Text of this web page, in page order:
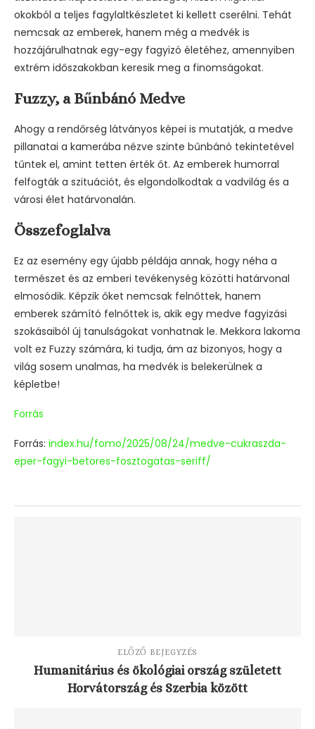
okokból a teljes fagylaltkészletet ki kellett cserélni. Tehát
nemcsak az emberek, hanem még a medvék is
hozzájárulhatnak egy-egy fagyizó életéhez, amennyiben
extrém időszakokban keresik meg a finomságokat.
Fuzzy, a Bűnbánó Medve
Ahogy a rendőrség látványos képei is mutatják, a medve
pillanatai a kamerába nézve szinte bűnbánó tekintetével
tűntek el, amint tetten érték őt. Az emberek humorral
felfogták a szituációt, és elgondolkodtak a vadvilág és a
városi élet határvonalán.
Összefoglalva
Ez az esemény egy újabb példája annak, hogy néha a
természet és az emberi tevékenység közötti határvonal
elmosódik. Képzik őket nemcsak felnőttek, hanem
emberek számító felnőttek is, akik egy medve fagyizási
szokásaiból új tanulságokat vonhatnak le. Mekkora lakoma
volt ez Fuzzy számára, ki tudja, ám az bizonyos, hogy a
világ sosem unalmas, ha medvék is belekerülnek a
képletbe!
Forrás
Forrás: index.hu/fomo/2025/08/24/medve-cukraszda-
eper-fagyi-betores-fosztogatas-seriff/
ELŐZŐ BEJEGYZÉS
Humanitárius és ökológiai ország született
Horvátország és Szerbia között